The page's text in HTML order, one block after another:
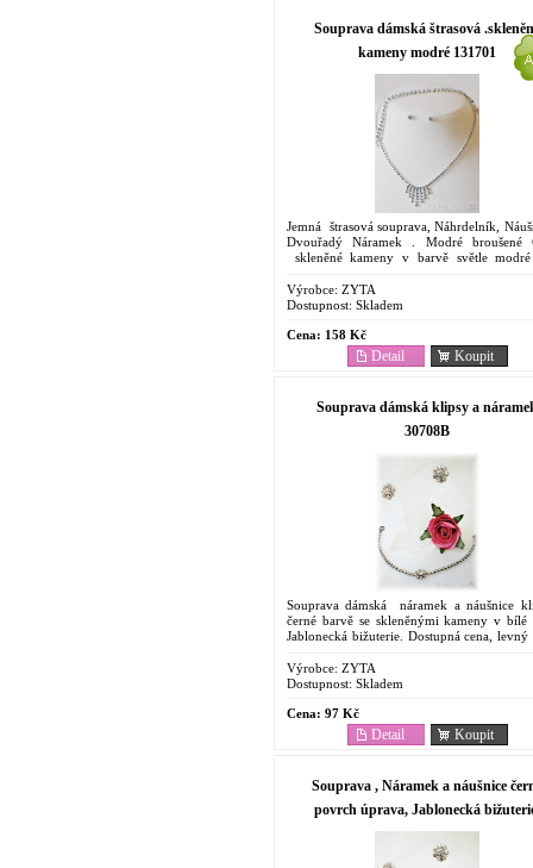
Souprava dámská štrasová
kameny modré 131701
Jemná štrasová souprava, Náhrdelník,
Dvouřadý Náramek . Modré broušené
skleněné kameny v barvě světle
Výrobce: ZYTA
Dostupnost: Skladem
Cena: 158 Kč
Koupit
Detail
Souprava dámská klipsy a
30708B
Souprava dámská náramek a náušnice
černé barvě se skleněnými kameny v bílé
Jablonecká bižuterie. Dostupná cena, levný
bez...
Výrobce: ZYTA
Dostupnost: Skladem
Cena: 97 Kč
Koupit
Detail
Souprava , Náramek a náušnice
povrch úprava, Jablonecká
30708E